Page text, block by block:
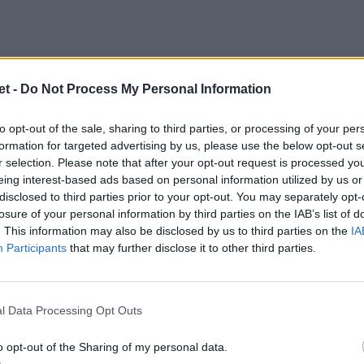
- Do Not Process My Personal Information
opt-out of the sale, sharing to third parties, or processing of your
for targeted advertising by us, please use the below opt-out
selection. Please note that after your opt-out request is processed
interest-based ads based on personal information utilized by us
to third parties prior to your opt-out. You may separately
of your personal information by third parties on the IAB’s list of
This information may also be disclosed by us to third parties on the
Participants that may further disclose it to other third parties.
Data Processing Opt Outs
opt-out of the Sharing of my personal data.
- scrive
al Cambiamento e Italia Rugby 2030
la tabella voti allegata alla
delle elezioni 2021: oltre cento club
il diritto di voto che significa che non
anni; i voti esprimibili sono un 30% in
una diminuzione del 30% di squadre
(non opinioni) che dimostrano le
riflettere; numeri che evidenziano il
il movimento: siamo pronti a questa
l'irritualità di alcune scelte "poco
del voto, le nostre idee siano più forti